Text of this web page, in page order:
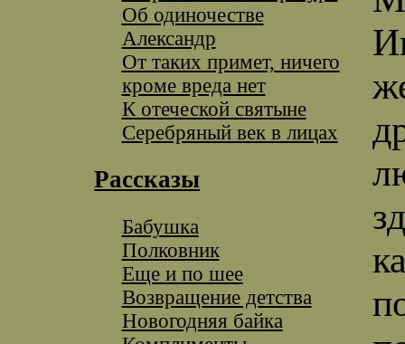
Об одиночестве
Александр
От таких примет, ничего
кроме вреда нет
К отеческой святыне
Серебряный век в лицах
Рассказы
Бабушка
Полковник
Еще и по шее
Возвращение детства
Новогодняя байка